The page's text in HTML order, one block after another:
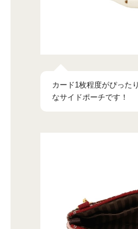
カード1枚程度がぴった